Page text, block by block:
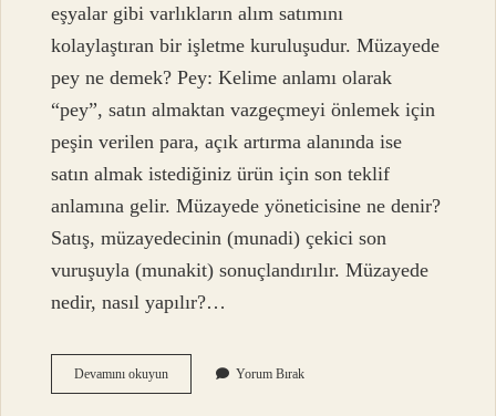
eşyalar gibi varlıkların alım satımını
kolaylaştıran bir işletme kuruluşudur. Müzayede
pey ne demek? Pey: Kelime anlamı olarak
“pey”, satın almaktan vazgeçmeyi önlemek için
peşin verilen para, açık artırma alanında ise
satın almak istediğiniz ürün için son teklif
anlamına gelir. Müzayede yöneticisine ne denir?
Satış, müzayedecinin (munadi) çekici son
vuruşuyla (munakit) sonuçlandırılır. Müzayede
nedir, nasıl yapılır?…
Devamını okuyunMuzayede
Nasıl
Yorum Bırak